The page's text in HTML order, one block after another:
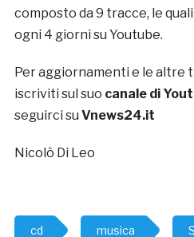
composto da 9 tracce, le
ogni 4 giorni su Youtube.
Per aggiornamenti e le altre
iscriviti sul suo canale di
seguirci su Vnews24.it
Nicolò Di Leo
cd musica